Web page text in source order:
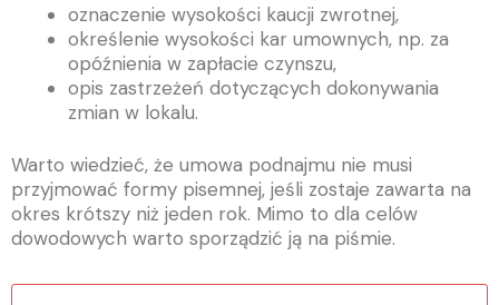
oznaczenie wysokości kaucji zwrotnej,
określenie wysokości kar umownych, np. za
opóźnienia w zapłacie czynszu,
opis zastrzeżeń dotyczących dokonywania
zmian w lokalu.
Warto wiedzieć, że umowa podnajmu nie musi
przyjmować formy pisemnej, jeśli zostaje zawarta na
okres krótszy niż jeden rok. Mimo to dla celów
dowodowych warto sporządzić ją na piśmie.